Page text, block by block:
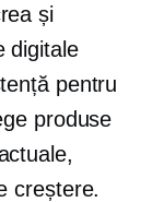
și
digitale
pentru
produse
creștere.